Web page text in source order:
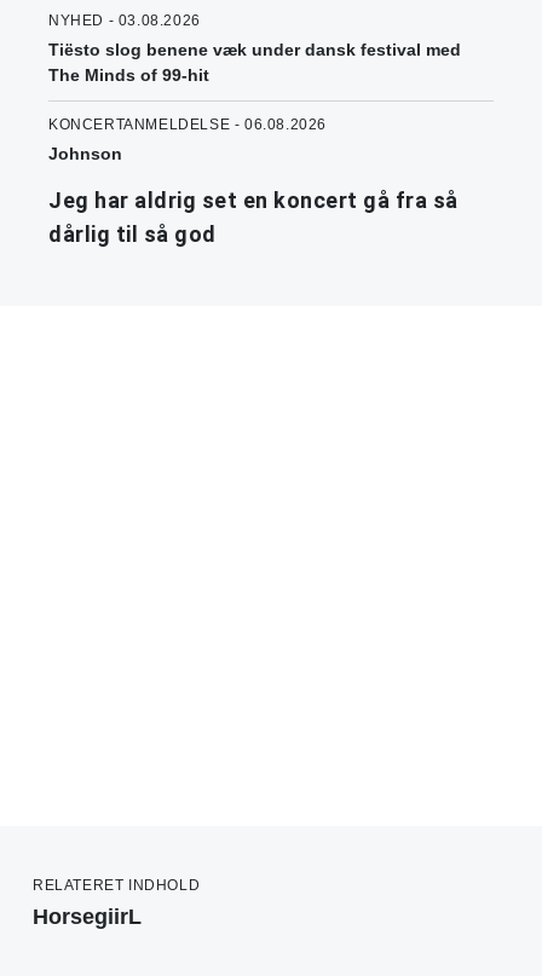
NYHED - 03.08.2026
Tiësto slog benene væk under dansk festival med
The Minds of 99-hit
KONCERTANMELDELSE - 06.08.2026
Johnson
Jeg har aldrig set en koncert gå fra så
dårlig til så god
RELATERET INDHOLD
HorsegiirL